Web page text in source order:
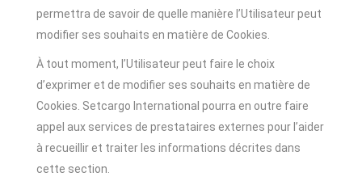
permettra de savoir de quelle manière l’Utilisateur peut
modifier ses souhaits en matière de Cookies.
À tout moment, l’Utilisateur peut faire le choix
d’exprimer et de modifier ses souhaits en matière de
Cookies. Setcargo International pourra en outre faire
appel aux services de prestataires externes pour l’aider
à recueillir et traiter les informations décrites dans
cette section.